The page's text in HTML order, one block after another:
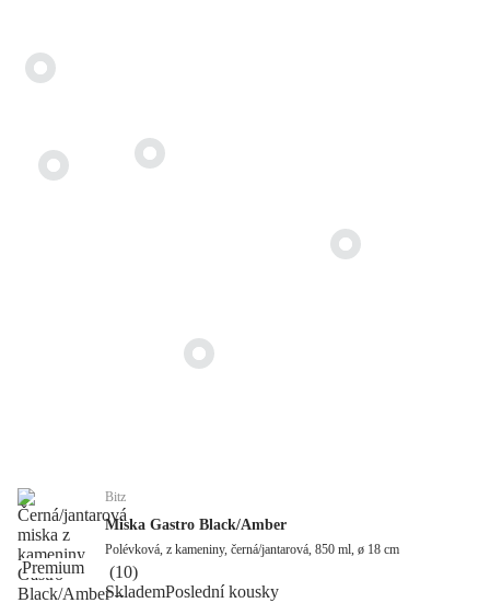
Premium
Bitz
Miska Gastro Black/Amber
Polévková, z kameniny, černá/jantarová, 850 ml, ø 18 cm
(10)
SklademPoslední kousky